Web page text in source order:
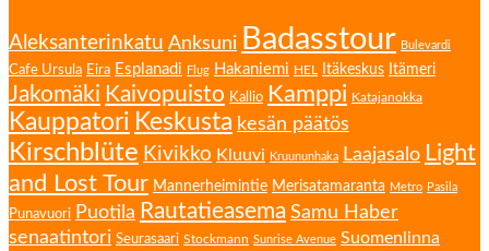
Aleksanterinkatu Anksuni Badasstour Bulevardi
Cafe Ursula Eira Esplanadi Flug Hakaniemi HEL Itäkeskus Itämeri
Jakomäki Kaivopuisto Kallio Kamppi Katajanokka
Kauppatori Keskusta kesän päätös
Kirschblüte Kivikko Kluuvi Kruununhaka Laajasalo Light
and Lost Tour Mannerheimintie Merisatamaranta Metro Pasila
Punavuori Puotila Rautatieasema Samu Haber
senaatintori Seurasaari Stockmann Sunrise Avenue Suomenlinna